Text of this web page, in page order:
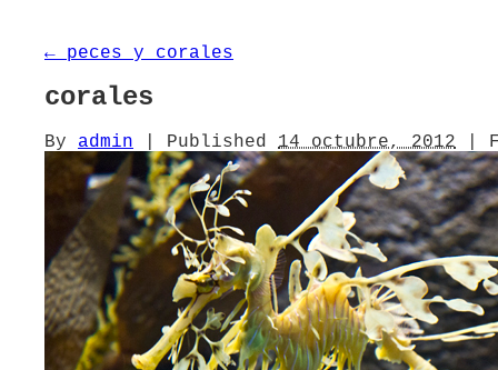
← peces y corales
corales
By admin Published 14 octubre, 2012